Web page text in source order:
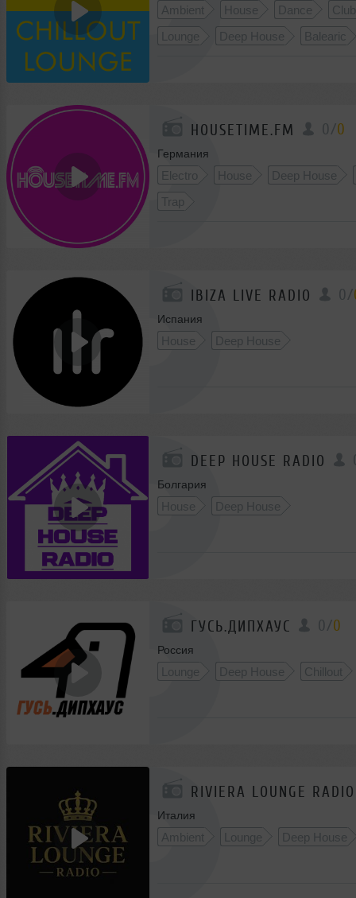
Ambient House Dance
Lounge
Deep House Balearic
HOUSETIME.FM 0/0
Германия
Electro House
Deep House
Trap
IBIZA LIVE RADIO 0/
Испания
House Deep House
DEEP HOUSE RADIO
Болгария
House Deep House
ГУСЬ.ДИПХАУС 0/0
Россия
Lounge Deep House Chillout
RIVIERA LOUNGE RADIO
Италия
Ambient Lounge Deep House